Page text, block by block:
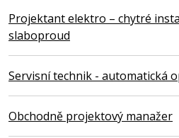
Projektant elektro – chytré
slaboproud
Servisní technik - automatická
Obchodně projektový manažer